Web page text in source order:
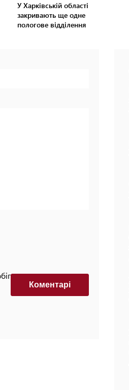
У Харківській області
закривають ще одне
пологове відділення
автоматизованим
Коментарi